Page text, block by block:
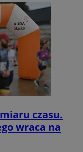
czasu.
wraca na